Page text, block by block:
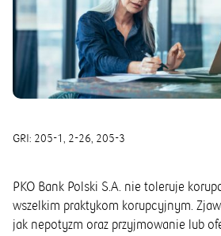
GRI: 205-1 2-26 205-3
PKO Bank Polski S.A. nie toleruje
wszelkim praktykom korupcyjnym.
jak nepotyzm oraz przyjmowanie lub